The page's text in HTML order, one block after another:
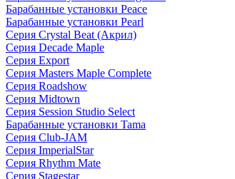
Барабанные установки Peace
Барабанные установки Pearl
Серия Crystal Beat (Акрил)
Серия Decade Maple
Серия Export
Серия Masters Maple Complete
Серия Roadshow
Серия Midtown
Серия Session Studio Select
Барабанные установки Tama
Серия Club-JAM
Серия ImperialStar
Серия Rhythm Mate
Серия Stagestar